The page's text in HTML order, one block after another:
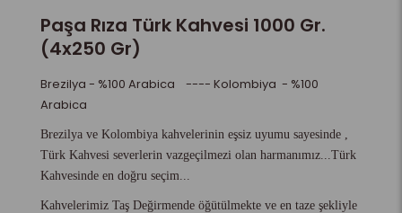
Paşa Rıza Türk Kahvesi 1000 Gr.
(4x250 Gr)
Brezilya - %100 Arabica ---- Kolombiya - %100
Arabica
Brezilya ve Kolombiya kahvelerinin eşsiz uyumu sayesinde ,
Türk Kahvesi severlerin vazgeçilmezi olan harmanımız...Türk
Kahvesinde en doğru seçim...
Kahvelerimiz Taş Değirmende öğütülmekte ve en taze şekliyle